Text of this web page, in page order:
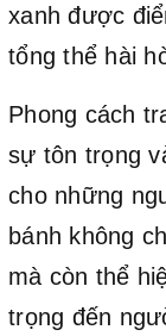
xanh được
tổng thể hài
Phong cách
sự tôn trọng
cho những
bánh không
mà còn thể
trọng đến